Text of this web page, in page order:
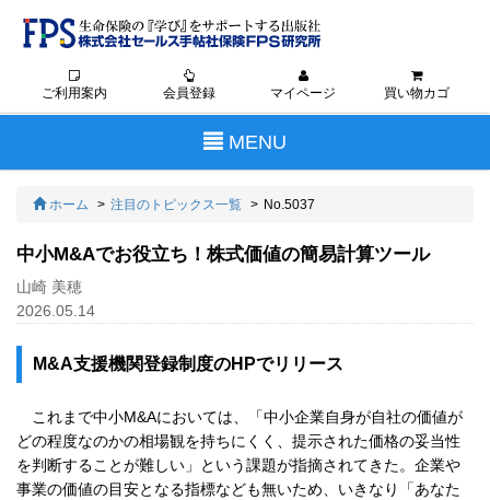
ご利用案内 会員登録 マイページ 買い物カゴ
Toggle
navigation
MENU
ホーム 注目のトピックス一覧 No.5037
中小M&Aでお役立ち！株式価値の簡易計算ツール
山崎 美穂
2026.05.14
M&A支援機関登録制度のHPでリリース
これまで中小M&Aにおいては、「中小企業自身が自社の価値が
どの程度なのかの相場観を持ちにくく、提示された価格の妥当性
を判断することが難しい」という課題が指摘されてきた。企業や
事業の価値の目安となる指標なども無いため、いきなり「あなた